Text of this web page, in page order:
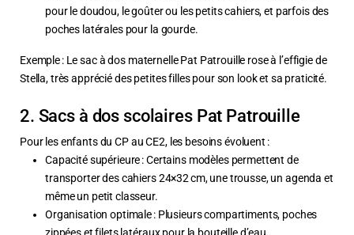
pour le doudou, le goûter ou les petits cahiers, et parfois des
poches latérales pour la gourde.
Exemple : Le sac à dos maternelle Pat Patrouille rose à l’effigie de
Stella, très apprécié des petites filles pour son look et sa praticité.
2. Sacs à dos scolaires Pat Patrouille
Pour les enfants du CP au CE2, les besoins évoluent :
Capacité supérieure : Certains modèles permettent de
transporter des cahiers 24×32 cm, une trousse, un agenda et
même un petit classeur.
Organisation optimale : Plusieurs compartiments, poches
zippées et filets latéraux pour la bouteille d’eau.